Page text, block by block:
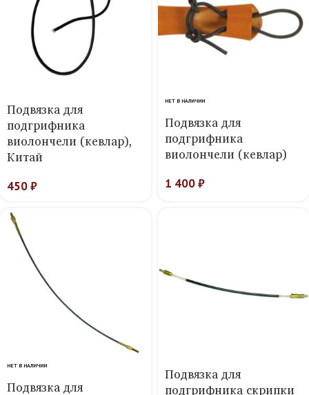
Подвязка для
подгрифника
виолончели (кевлар),
Китай
450₽
НЕТ В НАЛИЧИИ
Подвязка для
подгрифника
виолончели (кевлар)
1 400₽
НЕТ В НАЛИЧИИ
Подвязка для
Подвязка для
подгрифника скрипки